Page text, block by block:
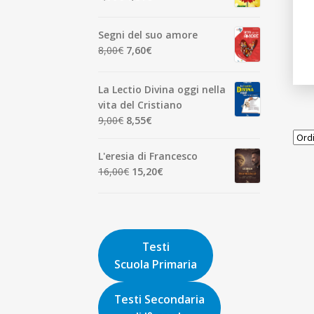
7,00€.
era:
1,90€.
è:
Segni del suo amore
8,00€ Il
era:
8,00€.
7,60€
è:
7,60€.
La Lectio Divina oggi nella
vita del Cristiano
9,00€ Il
originale
era:
9,00€.
8,55€
attuale
è:
L'eresia di Francesco
16,00€ Il
16,00€.
15,20€
15,20€.
Testi
Scuola Primaria
Testi Secondaria